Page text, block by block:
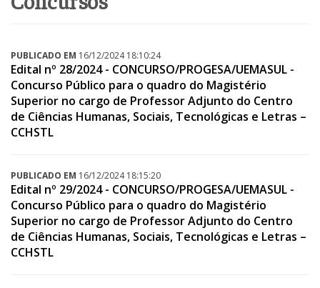
PUBLICADO EM 16/12/2024 18:10:24
Edital nº 28/2024 - CONCURSO/PROGESA/UEMASUL -
Concurso Público para o quadro do Magistério
Superior no cargo de Professor Adjunto do Centro
de Ciências Humanas, Sociais, Tecnológicas e Letras –
CCHSTL
PUBLICADO EM 16/12/2024 18:15:20
Edital nº 29/2024 - CONCURSO/PROGESA/UEMASUL -
Concurso Público para o quadro do Magistério
Superior no cargo de Professor Adjunto do Centro
de Ciências Humanas, Sociais, Tecnológicas e Letras –
CCHSTL